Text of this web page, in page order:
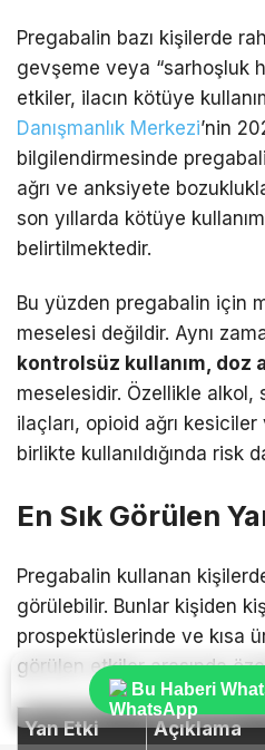
Pregabalin bazı kişilerde
gevşeme veya “sarhoşluk
etkiler, ilacın kötüye
Danışmanlık Merkezi’nin
bilgilendirmesinde
ağrı ve anksiyete
son yıllarda kötüye
belirtilmektedir.
Bu yüzden pregabalin için
meselesi değildir. Aynı
kontrolsüz kullanım, doz
meselesidir. Özellikle alkol,
ilaçları, opioid ağrı
birlikte kullanıldığında risk
En Sık Görülen
Pregabalin kullanan
görülebilir. Bunlar kişiden
prospektüslerinde ve kısa
görülen etkiler arasında
Yan Etki Açıklama
Bu Haberi